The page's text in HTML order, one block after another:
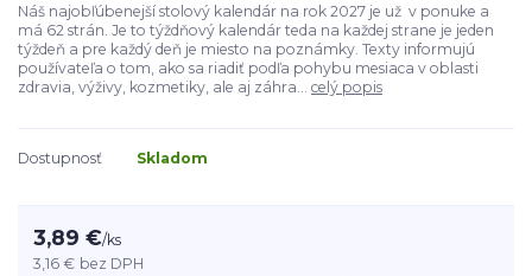
Náš najobľúbenejší stolový kalendár na rok 2027 je už v ponuke a
má 62 strán. Je to týždňový kalendár teda na každej strane je jeden
týždeň a pre každý deň je miesto na poznámky. Texty informujú
používateľa o tom, ako sa riadiť podľa pohybu mesiaca v oblasti
zdravia, výživy, kozmetiky, ale aj záhra... celý popis
Dostupnosť Skladom
3,89 €/ks
3,16 € bez DPH